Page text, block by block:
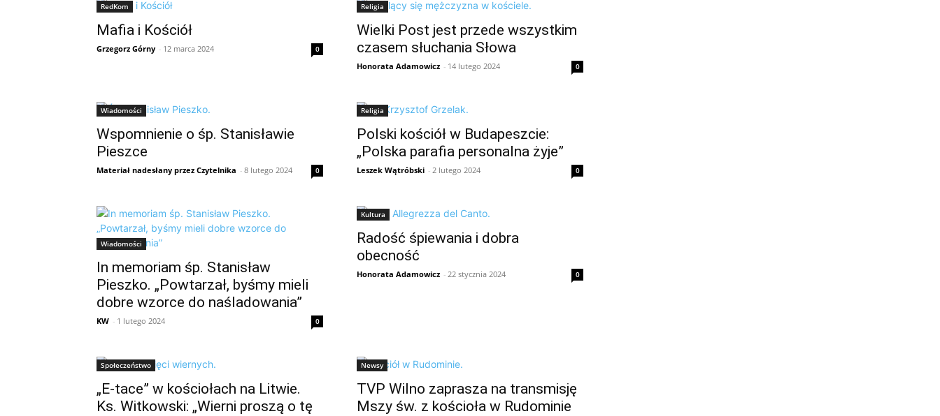
RedKom
Mafia i Kościół
Grzegorz Górny - 12 marca 2024 0
Religia
Wielki Post jest przede wszystkim
czasem słuchania Słowa
Honorata Adamowicz - 14 lutego 2024 0
Wiadomości
Wspomnienie o śp. Stanisławie
Pieszce
Materiał nadesłany przez Czytelnika - 8 lutego 2024 0
Religia
Polski kościół w Budapeszcie:
„Polska parafia personalna żyje”
Leszek Wątróbski - 2 lutego 2024 0
Wiadomości
In memoriam śp. Stanisław
Pieszko. „Powtarzał, byśmy mieli
dobre wzorce do naśladowania”
KW - 1 lutego 2024 0
Kultura
Radość śpiewania i dobra
obecność
Honorata Adamowicz - 22 stycznia 2024 0
Społeczeństwo
„E-tace” w kościołach na Litwie.
Ks. Witkowski: „Wierni proszą o tę
Newsy
TVP Wilno zaprasza na transmisję
Mszy św. z kościoła w Rudominie